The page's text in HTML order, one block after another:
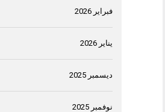
فبراير 2026
يناير 2026
ديسمبر 2025
نوفمبر 2025